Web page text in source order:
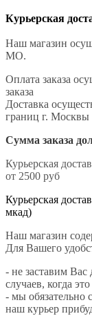
Курьерская
Наш магазин
МО.
Оплата заказа
заказа
Доставка
границ г.
Сумма заказа
Курьерская
от 2500 руб
Курьерская
мкад)
Наш магазин
Для Вашего
- не заставим Вас
случаев, когда
- мы обязательно
наш курьер